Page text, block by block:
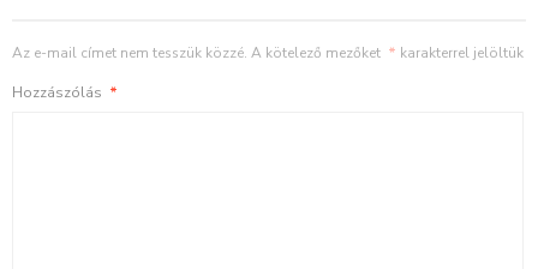
Az e-mail címet nem tesszük közzé. A kötelező mezőket * karakterrel jelöltük
Hozzászólás *